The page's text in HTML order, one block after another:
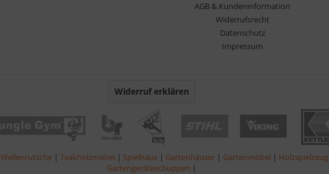
AGB & Kundeninformation
Widerrufsrecht
Datenschutz
Impressum
Widerruf erklären
Wellenrutsche | Teakholzmöbel | Spielhaus | Gartenhäuser | Gartenmöbel | Holzspielzeug
Gartengeräteschuppen |